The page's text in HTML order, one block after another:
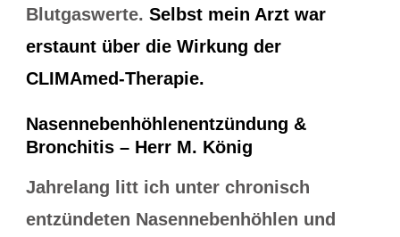
Blutgaswerte. Selbst mein Arzt war
erstaunt über die Wirkung der
CLIMAmed-Therapie.
Nasennebenhöhlenentzündung &
Bronchitis – Herr M. König
Jahrelang litt ich unter chronisch
entzündeten Nasennebenhöhlen und